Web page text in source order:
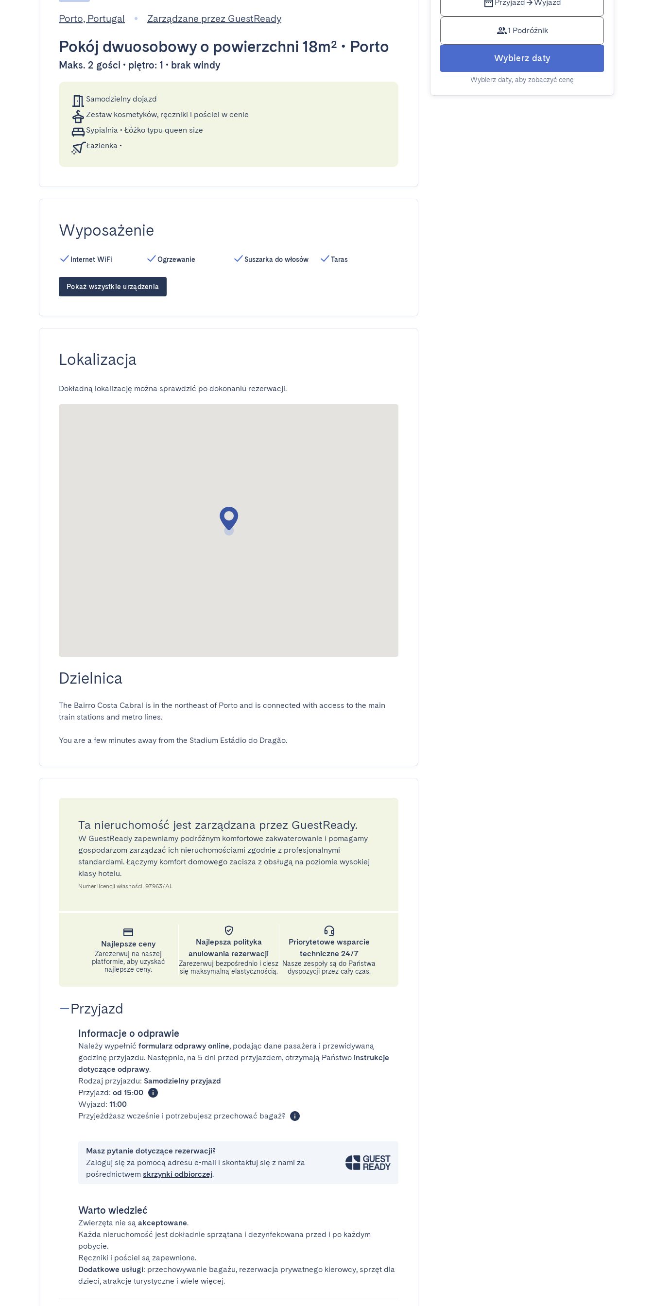
Porto, Portugal Zarządzane przez GuestReady
Pokój dwuosobowyo powierzchni 18m² • Porto
Maks. 2 gości • piętro: 1 • brak windy
Samodzielny dojazd
Zestaw kosmetyków, ręczniki i pościel w cenie
Sypialnia • Łóżko typu queen size
Łazienka •
Wyposażenie
Internet WiFi Ogrzewanie Suszarka do włosów Taras
Pokaż wszystkie urządzenia
Lokalizacja
Dokładną lokalizację można sprawdzić po dokonaniu rezerwacji.
Dzielnica
The Bairro Costa Cabral is in the northeast of Porto and is connected with access to the main
train stations and metro lines.
You are a few minutes away from the Stadium Estádio do Dragão.
Ta nieruchomość jest zarządzana przez GuestReady.
W GuestReady zapewniamy podróżnym komfortowe zakwaterowanie i pomagamy
gospodarzom zarządzać ich nieruchomościami zgodnie z profesjonalnymi
standardami. Łączymy komfort domowego zacisza z obsługą na poziomie wysokiej
klasy hotelu.
Numer licencji własności: 97963/AL
Najlepsze ceny
Zarezerwuj na naszej
platformie, aby uzyskać
najlepsze ceny.
Najlepsza polityka
anulowania rezerwacji
Zarezerwuj bezpośrednio i ciesz
się maksymalną elastycznością.
Priorytetowe wsparcie
techniczne 24/7
Nasze zespoły są do Państwa
dyspozycji przez cały czas.
Przyjazd
Informacje o odprawie
Należy wypełnić formularz odprawy online, podając dane pasażera i przewidywaną
godzinę przyjazdu. Następnie, na 5 dni przed przyjazdem, otrzymają Państwo instrukcje
dotyczące odprawy.
Rodzaj przyjazdu: Samodzielny przyjazd
Przyjazd: od 15:00
Wyjazd: 11:00
Przyjeżdżasz wcześnie i potrzebujesz przechować bagaż?
Masz pytanie dotyczące rezerwacji?
Zaloguj się za pomocą adresu e-mail i skontaktuj się z nami za
pośrednictwem skrzynki odbiorczej.
Warto wiedzieć
Zwierzęta nie są akceptowane.
Każda nieruchomość jest dokładnie sprzątana i dezynfekowana przed i po każdym
pobycie.
Ręczniki i pościel są zapewnione.
Dodatkowe usługi: przechowywanie bagażu, rezerwacja prywatnego kierowcy, sprzęt dla
dzieci, atrakcje turystyczne i wiele więcej.
Przyjazd Wyjazd
1 Podróżnik
Wybierz daty
Wybierz daty, aby zobaczyć cenę